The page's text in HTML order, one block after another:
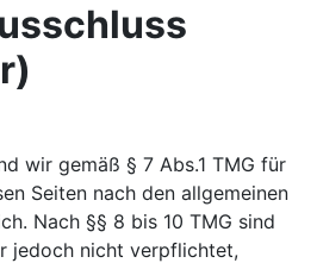
wir gemäß § 7 Abs.1 TMG für
Seiten nach den allgemeinen
Nach §§ 8 bis 10 TMG sind
jedoch nicht verpflichtet,